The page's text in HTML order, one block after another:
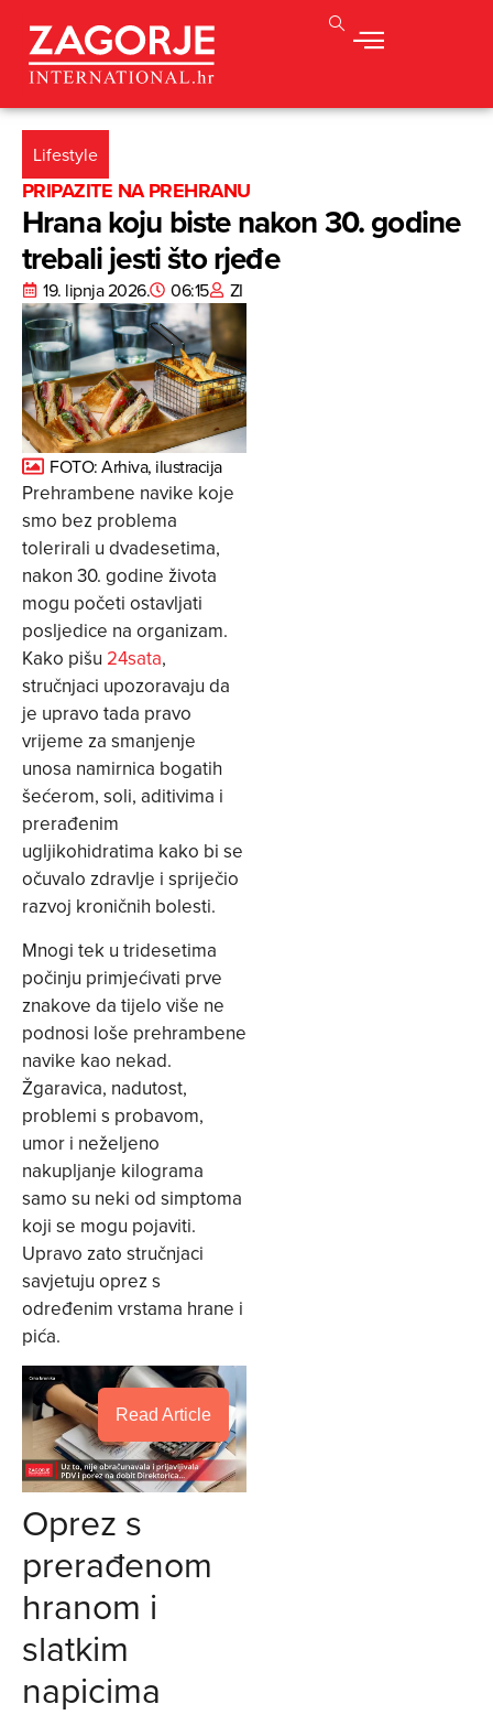
Lifestyle
PRIPAZITE NA PREHRANU
Hrana koju biste nakon 30. godine
trebali jesti što rjeđe
19. lipnja 2026. 06:15 ZI
FOTO: Arhiva, ilustracija
Prehrambene navike koje
smo bez problema
tolerirali u dvadesetima,
nakon 30. godine života
mogu početi ostavljati
posljedice na organizam.
Kako pišu 24sata,
stručnjaci upozoravaju da
je upravo tada pravo
vrijeme za smanjenje
unosa namirnica bogatih
šećerom, soli, aditivima i
prerađenim
ugljikohidratima kako bi se
očuvalo zdravlje i spriječio
razvoj kroničnih bolesti.
Mnogi tek u tridesetima
počinju primjećivati prve
znakove da tijelo više ne
podnosi loše prehrambene
navike kao nekad.
Žgaravica, nadutost,
problemi s probavom,
umor i neželjeno
nakupljanje kilograma
samo su neki od simptoma
koji se mogu pojaviti.
Upravo zato stručnjaci
savjetuju oprez s
određenim vrstama hrane i
pića.
Read Article
Oprez s
prerađenom
hranom i
slatkim
napicima